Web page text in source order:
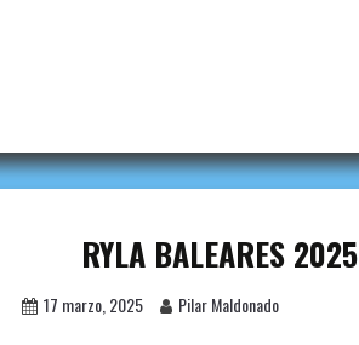
RYLA BALEARES 2025
17 marzo, 2025 Pilar Maldonado